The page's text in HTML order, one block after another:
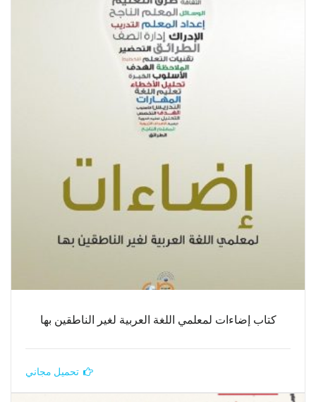
كتاب إضاءات لمعلمي اللغة العربية لغير الناطقين بها
تحميل مجاني